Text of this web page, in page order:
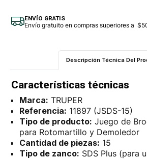
ENVÍO GRATIS
Envío gratuito en compras superiores a
Descripción Técnica Del
Características técnicas
Marca: TRUPER
Referencia: 11897 (JSDS-15)
Tipo de producto: Juego de
para Rotomartillo y Demoledor
Cantidad de piezas: 15
Tipo de zanco: SDS Plus (para